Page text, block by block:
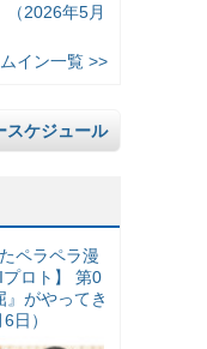
（2026年5月
イン一覧 >>
スケジュール
ペラペラ漫
ロト】 第0
がやってき
日）